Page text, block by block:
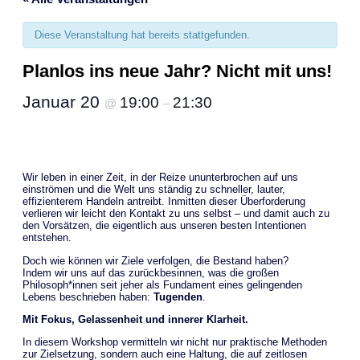
Diese Veranstaltung hat bereits stattgefunden.
Planlos ins neue Jahr? Nicht mit uns!
Januar 20 @ 19:00 – 21:30
Wir leben in einer Zeit, in der Reize ununterbrochen auf uns
einströmen und die Welt uns ständig zu schneller, lauter,
effizienterem Handeln antreibt. Inmitten dieser Überforderung
verlieren wir leicht den Kontakt zu uns selbst – und damit auch zu
den Vorsätzen, die eigentlich aus unseren besten Intentionen
entstehen.
Doch wie können wir Ziele verfolgen, die Bestand haben?
Indem wir uns auf das zurückbesinnen, was die großen
Philosoph*innen seit jeher als Fundament eines gelingenden
Lebens beschrieben haben: Tugenden
Mit Fokus, Gelassenheit und innerer Klarheit.
In diesem Workshop vermitteln wir nicht nur praktische Methoden
zur Zielsetzung, sondern auch eine Haltung, die auf zeitlosen